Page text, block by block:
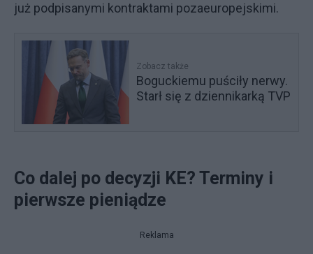
już podpisanymi kontraktami pozaeuropejskimi.
Zobacz także
Boguckiemu puściły nerwy.
Starł się z dziennikarką TVP
Co dalej po decyzji KE? Terminy i
pierwsze pieniądze
Reklama